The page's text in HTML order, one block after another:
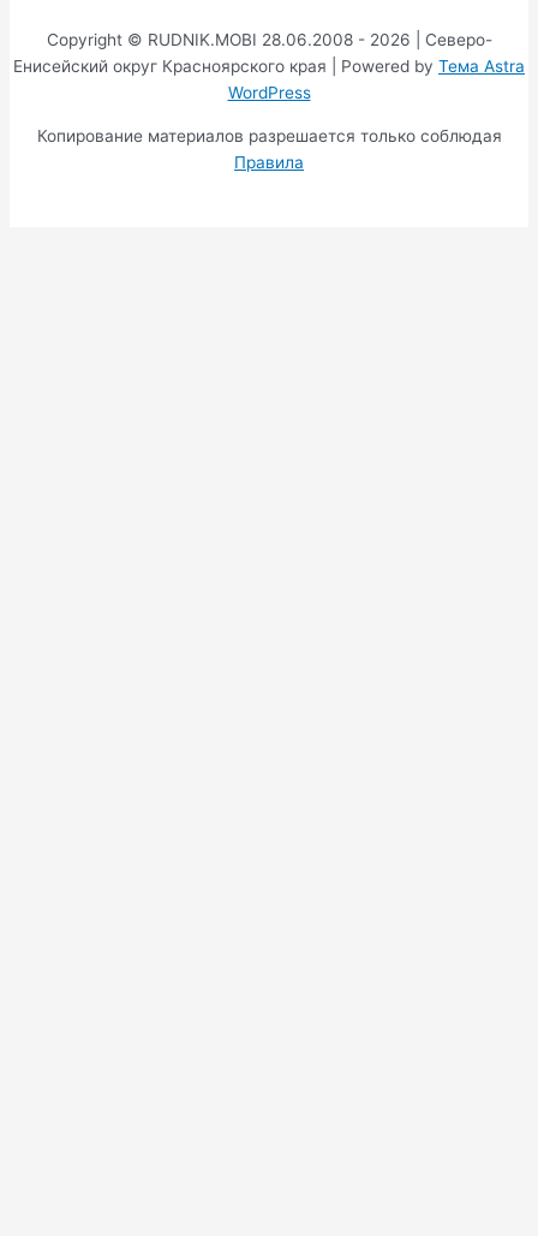
Copyright © RUDNIK.MOBI 28.06.2008 - 2026 | Северо-
Енисейский округ Красноярского края | Powered by Тема Astra
WordPress
Копирование материалов разрешается только соблюдая
Правила